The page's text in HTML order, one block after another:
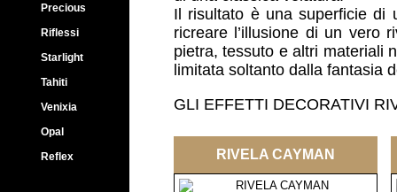
Precious
Riflessi
Starlight
Tahiti
Venixia
Opal
Reflex
Il risultato è una superficie di
ricreare l’illusione di un vero
pietra, tessuto e altri materiali
limitata soltanto dalla fantasia
GLI EFFETTI DECORATIVI
RIVELA CAYMAN